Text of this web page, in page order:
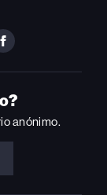
FOLLOW
ON
FACEBOOK
anónimo.